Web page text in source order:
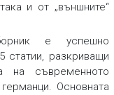
и от „външните“
е успешно
статии, разкриващи
на съвременното
Основната